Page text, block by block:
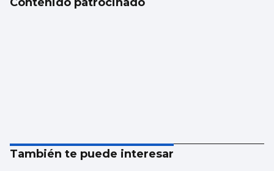
También te puede interesar